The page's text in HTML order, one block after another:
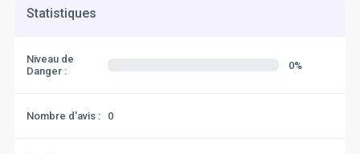
Statistiques
Niveau de
Danger :
0%
Nombre d'avis : 0